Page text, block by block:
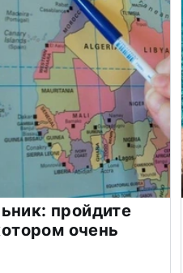
пройдите
очень